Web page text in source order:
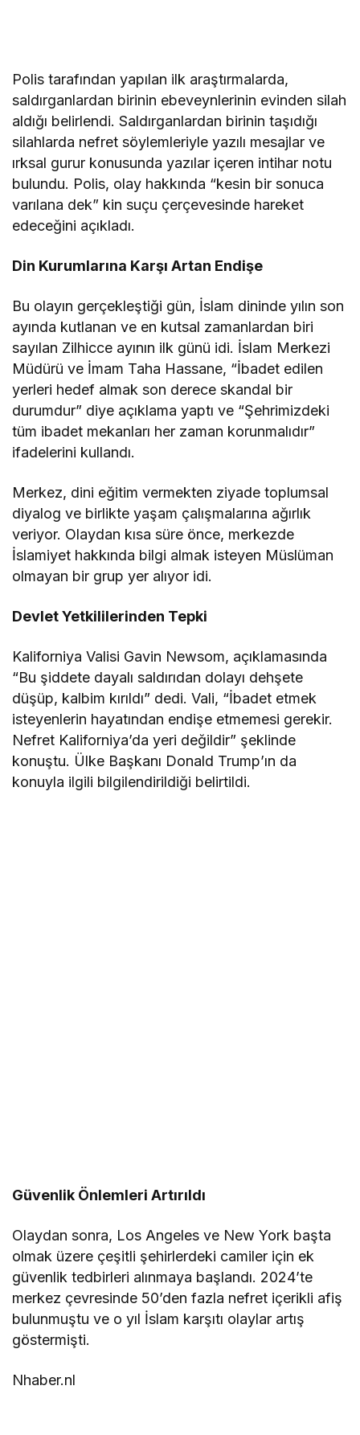
Polis tarafından yapılan ilk araştırmalarda,
saldırganlardan birinin ebeveynlerinin evinden silah
aldığı belirlendi. Saldırganlardan birinin taşıdığı
silahlarda nefret söylemleriyle yazılı mesajlar ve
ırksal gurur konusunda yazılar içeren intihar notu
bulundu. Polis, olay hakkında “kesin bir sonuca
varılana dek” kin suçu çerçevesinde hareket
edeceğini açıkladı.
Din Kurumlarına Karşı Artan Endişe
Bu olayın gerçekleştiği gün, İslam dininde yılın son
ayında kutlanan ve en kutsal zamanlardan biri
sayılan Zilhicce ayının ilk günü idi. İslam Merkezi
Müdürü ve İmam Taha Hassane, “İbadet edilen
yerleri hedef almak son derece skandal bir
durumdur” diye açıklama yaptı ve “Şehrimizdeki
tüm ibadet mekanları her zaman korunmalıdır”
ifadelerini kullandı.
Merkez, dini eğitim vermekten ziyade toplumsal
diyalog ve birlikte yaşam çalışmalarına ağırlık
veriyor. Olaydan kısa süre önce, merkezde
İslamiyet hakkında bilgi almak isteyen Müslüman
olmayan bir grup yer alıyor idi.
Devlet Yetkililerinden Tepki
Kaliforniya Valisi Gavin Newsom, açıklamasında
“Bu şiddete dayalı saldırıdan dolayı dehşete
düşüp, kalbim kırıldı” dedi. Vali, “İbadet etmek
isteyenlerin hayatından endişe etmemesi gerekir.
Nefret Kaliforniya’da yeri değildir” şeklinde
konuştu. Ülke Başkanı Donald Trump’ın da
konuyla ilgili bilgilendirildiği belirtildi.
Güvenlik Önlemleri Artırıldı
Olaydan sonra, Los Angeles ve New York başta
olmak üzere çeşitli şehirlerdeki camiler için ek
güvenlik tedbirleri alınmaya başlandı. 2024’te
merkez çevresinde 50’den fazla nefret içerikli afiş
bulunmuştu ve o yıl İslam karşıtı olaylar artış
göstermişti.
Nhaber.nl